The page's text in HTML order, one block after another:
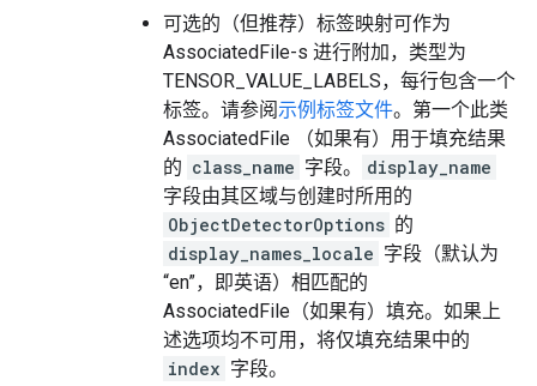
可选的（但推荐）标签映射可作为
AssociatedFile-s 进行附加，类型为
TENSOR_VALUE_LABELS，每行包含一个
标签。请参阅示例标签文件。第一个此类
AssociatedFile （如果有）用于填充结果
的 class_name 字段。
display_name
字段由其区域与创建时所用的
ObjectDetectorOptions 的
display_names_locale 字段（默认为
“en”，即英语）相匹配的
AssociatedFile（如果有）填充。如果上
述选项均不可用，将仅填充结果中的
index 字段。